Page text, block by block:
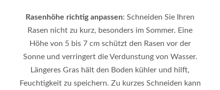
Rasenhöhe richtig anpassen: Schneiden Sie Ihren
Rasen nicht zu kurz, besonders im Sommer. Eine
Höhe von 5 bis 7 cm schützt den Rasen vor der
Sonne und verringert die Verdunstung von Wasser.
Längeres Gras hält den Boden kühler und hilft,
Feuchtigkeit zu speichern. Zu kurzes Schneiden kann